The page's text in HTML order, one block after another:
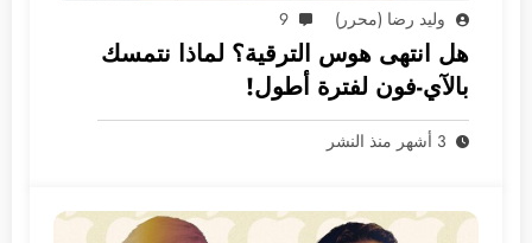
وليد رضا (محرر) 9
هل انتهى هوس الترقية؟ لماذا نتمسك
بالآي-فون لفترة أطول!
3 أشهر منذ النشر